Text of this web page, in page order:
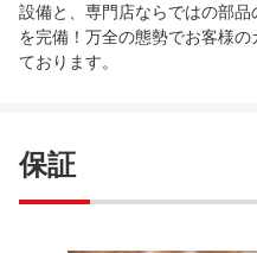
設備と、専門店ならではの部
を完備！万全の態勢でお客様
ております。
保証